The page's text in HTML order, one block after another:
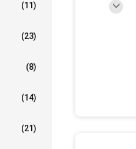
(11)
(23)
(8)
(14)
(21)